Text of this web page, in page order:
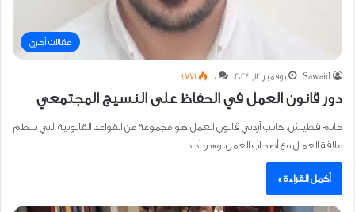
مقالات أخرى
Sawaid نوفمبر 12, 2024 0 1٬771
دور قانون العمل في الحفاظ على النسيج المجتمعي
حاتم قطيش، كاتب أردني قانون العمل هو مجموعة من القواعد القانونية التي تنظم
علاقة العمال مع أصحاب العمل، وهو أحد…
أكمل القراءة »